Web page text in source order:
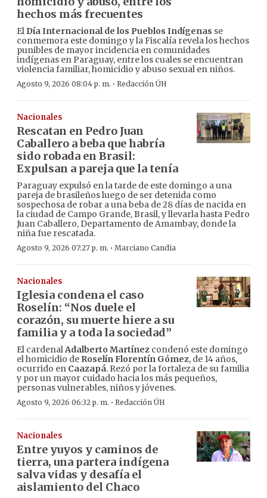
hechos más frecuentes
El Día Internacional de los Pueblos Indígenas se
conmemora este domingo y la Fiscalía revela los hechos
punibles de mayor incidencia en comunidades
indígenas en Paraguay, entre los cuales se encuentran
violencia familiar, homicidio y abuso sexual en niños.
Agosto 9, 2026 08:04 p. m. · Redacción ÚH
Nacionales
Rescatan en Pedro Juan
Caballero a beba que habría
sido robada en Brasil:
Expulsan a pareja que la tenía
Paraguay expulsó en la tarde de este domingo a una
pareja de brasileños luego de ser detenida como
sospechosa de robar a una beba de 28 días de nacida en
la ciudad de Campo Grande, Brasil, y llevarla hasta Pedro
Juan Caballero, Departamento de Amambay, donde la
niña fue rescatada.
Agosto 9, 2026 07:27 p. m. · Marciano Candia
Nacionales
Iglesia condena el caso
Roselín: “Nos duele el
corazón, su muerte hiere a su
familia y a toda la sociedad”
El cardenalAdalberto Martínez condenó este domingo
el homicidio de Roselín Florentín Gómez, de 14 años,
ocurrido en Caazapá. Rezó por la fortaleza de su familia
y por un mayor cuidado hacia los más pequeños,
personas vulnerables, niños y jóvenes.
Agosto 9, 2026 06:32 p. m. · Redacción ÚH
Nacionales
Entre yuyos y caminos de
tierra, una partera indígena
salva vidas y desafía el
aislamiento del Chaco